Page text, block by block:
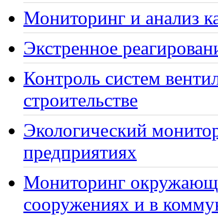
Мониторинг и анализ
Экстренное
Контроль систем
строительстве
Экологический
предприятиях
Мониторинг
сооружениях и в